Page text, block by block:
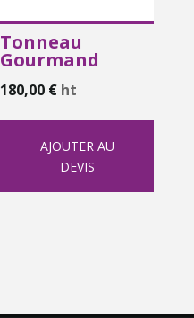
Tonneau
Gourmand
180,00 € ht
AJOUTER AU
DEVIS